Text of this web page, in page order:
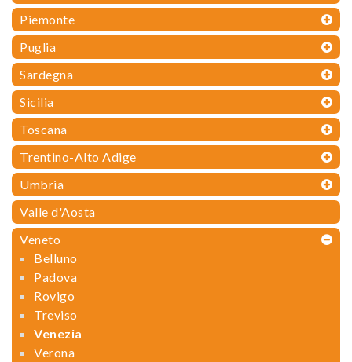
Piemonte
Puglia
Sardegna
Sicilia
Toscana
Trentino-Alto Adige
Umbria
Valle d'Aosta
Veneto
Belluno
Padova
Rovigo
Treviso
Venezia
Verona